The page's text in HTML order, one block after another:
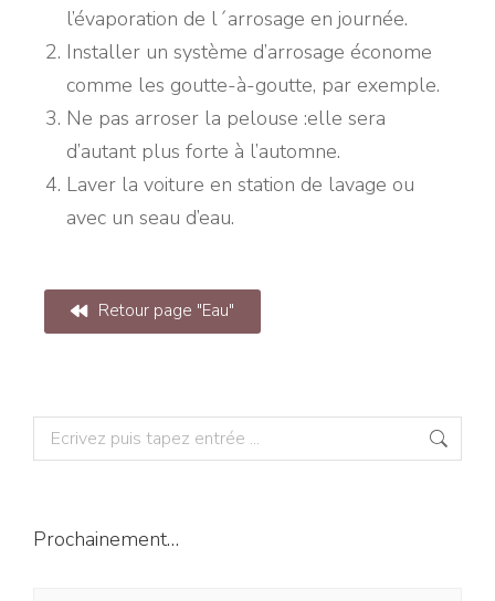
l’évaporation de l´arrosage en journée.
Installer un système d’arrosage économe
comme les goutte-à-goutte, par exemple.
Ne pas arroser la pelouse :elle sera
d’autant plus forte à l’automne.
Laver la voiture en station de lavage ou
avec un seau d’eau.
Retour page "Eau"
Prochainement…